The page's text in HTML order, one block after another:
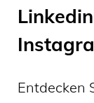
Entdecken